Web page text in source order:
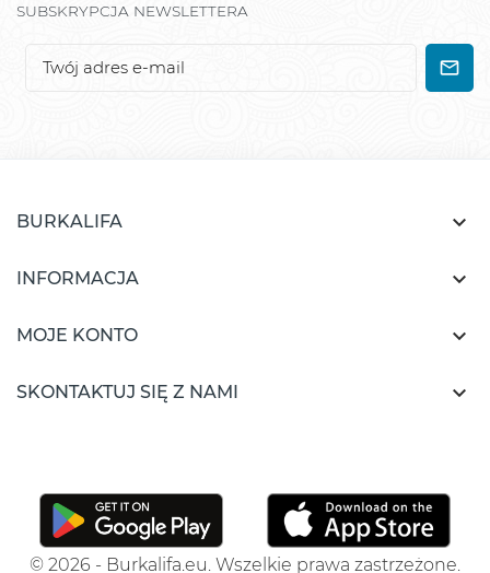
SUBSKRYPCJA NEWSLETTERA
BURKALIFA 
INFORMACJA 
MOJE KONTO 
SKONTAKTUJ SIĘ Z NAMI 
© 2026 - Burkalifa.eu. Wszelkie prawa zastrzeżone.